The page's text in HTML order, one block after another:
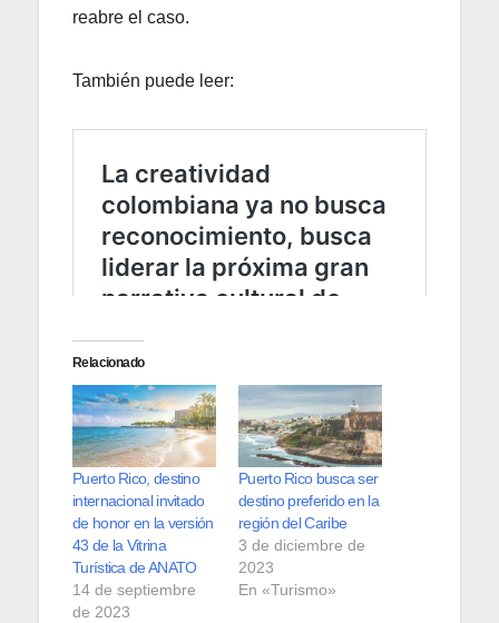
reabre el caso.
También puede leer:
Relacionado
Puerto Rico, destino
internacional invitado
de honor en la versión
43 de la Vitrina
Turística de ANATO
14 de septiembre
de 2023
Puerto Rico busca ser
destino preferido en la
región del Caribe
3 de diciembre de
2023
En «Turismo»